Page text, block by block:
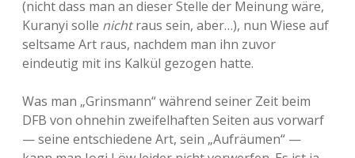
(nicht dass man an dieser Stelle der Meinung wäre,
Kuranyi solle nichtraus sein, aber…), nun Wiese auf
seltsame Art raus, nachdem man ihn zuvor
eindeutig mit ins Kalkül gezogen hatte.
Was man „Grinsmann“ während seiner Zeit beim
DFB von ohnehin zweifelhaften Seiten aus vorwarf
— seine entschiedene Art, sein „Aufräumen“ —